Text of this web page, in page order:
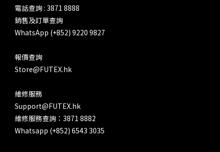
電話查詢 : 3871 8888
銷售及訂單查詢
WhatsApp (+852) 9220 9827
報價查詢
Store@FUTEX.hk
維修服務
Support@FUTEX.hk
維修服務查詢：3871 8882
Whatsapp (+852) 6543 3035